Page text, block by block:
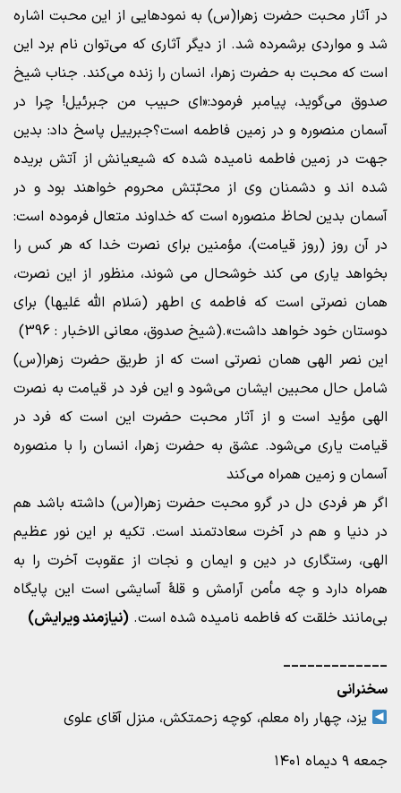
در آثار محبت حضرت زهرا(س) به نمودهایی از این محبت اشاره
شد و مواردی برشمرده شد. از دیگر آثاری که می‌توان نام برد این
است که محبت به حضرت زهرا، انسان را زنده می‌کند. جناب شیخ
صدوق می‌گوید، پیامبر فرمود:«ای حبیب من جبرئیل! چرا در
آسمان منصوره و در زمین فاطمه است؟جبرییل پاسخ داد: بدین
جهت در زمین فاطمه نامیده شده که شیعیانش از آتش بریده
شده اند و دشمنان وی از محبّتش محروم خواهند بود و در
آسمان بدین لحاظ منصوره است که خداوند متعال فرموده است:
در آن روز (روز قیامت)، مؤمنین برای نصرت خدا که هر کس را
بخواهد یاری می کند خوشحال می شوند، منظور از این نصرت،
همان نصرتی است که فاطمه ی اطهر (سَلام الله عَلیها) برای
دوستان خود خواهد داشت».(شیخ صدوق، معانی الاخبار : 396)
این نصر الهی همان نصرتی است که از طریق حضرت زهرا(س)
شامل حال محبین ایشان می‌شود و این فرد در قیامت به نصرت
الهی مؤید است و از آثار محبت حضرت این است که فرد در
قیامت یاری می‌شود. عشق به حضرت زهرا، انسان را با منصوره
آسمان و زمین همراه می‌کند
اگر هر فردی دل در گرو محبت حضرت زهرا(س) داشته باشد هم
در دنیا و هم در آخرت سعادتمند است. تکیه بر این نور عظیم
الهی، رستگاری در دین و ایمان و نجات از عقوبت آخرت را به
همراه دارد و چه مأمن آرامش و قلۀ آسایشی است این پایگاه
بی‌مانند خلقت که فاطمه نامیده شده است. (نیازمند ویرایش)
_____________
سخنرانی
یزد، چهار راه معلم، کوچه زحمتکش، منزل آقای علوی
جمعه ۹ دیماه ۱۴۰۱